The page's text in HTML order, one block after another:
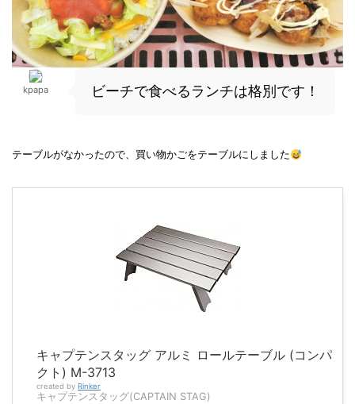
kpapa ビーチで食べるランチは格別です！
テーブルがなかったので、買い物かごをテーブルにしました
キャプテンスタッグ アルミ ロールテーブル (コンパ
クト) M-3713
created by Rinker
キャプテンスタッグ(CAPTAIN STAG)